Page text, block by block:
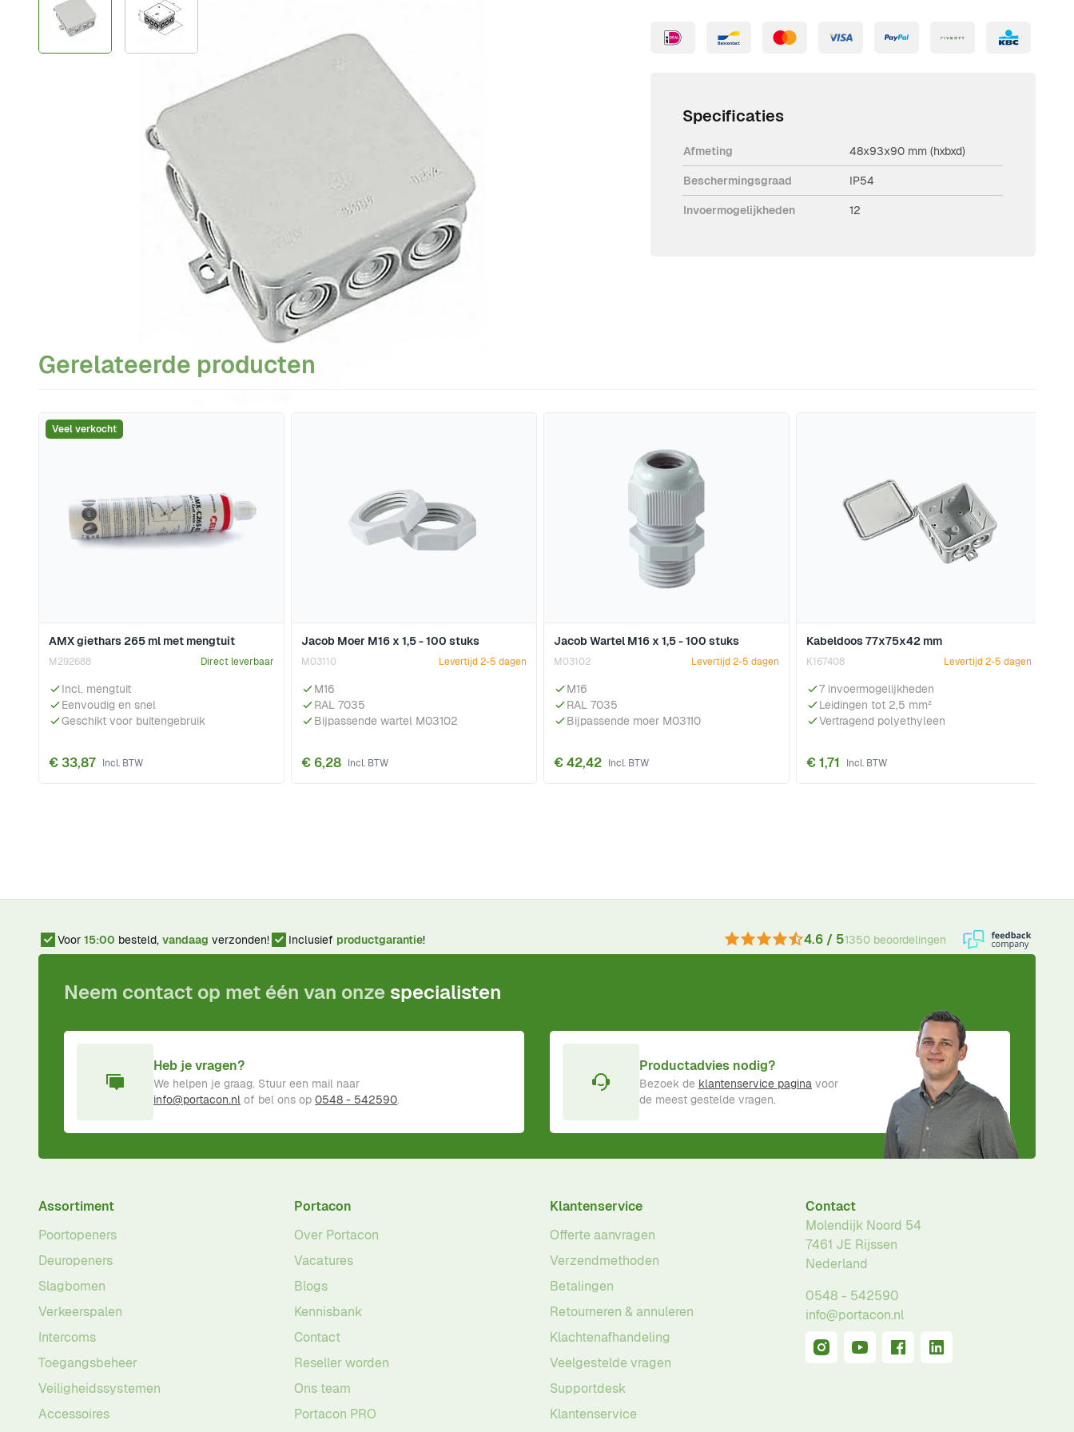
12 invoermogelijkheden
Leidingen tot 2,5 mm²
Vertragend polyethyleen
Productomschrijving
Kabeldoos met een afmeting van 93x90x48 mm. De lasdoos is geschikt voor nominale
spanning tot 400V. Er zijn 12 invoermogelijkheden voor leidingen tot 2,5 mm².
Specificaties
Afmeting 48x93x90 mm (hxbxd)
Beschermingsgraad IP54
Invoermogelijkheden 12
Gerelateerde producten
Navigeren door de elementen van de carrousel is mogelijk met de tabtoets. U kunt de carrousel overslaan of direct naar de carrouselnavigatie gaan met de overslaan links.
Druk om carrousel over te slaan
AMX giethars 265 ml met mengtuit
M292688 Direct leverbaar
Incl. mengtuit
Eenvoudig en snel
Geschikt voor buitengebruik
€ 33,87
Veel verkocht
Jacob Moer M16 x 1,5 - 100 stuks
M03110 Levertijd 2-5 dagen
M16
RAL 7035
Bijpassende wartel M03102
€ 6,28
Jacob Wartel M16 x 1,5 - 100 stuks
M03102 Levertijd 2-5 dagen
M16
RAL 7035
Bijpassende moer M03110
€ 42,42
Kabeldoos 77x75x42 mm
K167408 Levertijd 2-5 dagen
7 invoermogelijkheden
Leidingen tot 2,5 mm²
Vertragend polyethyleen
€ 1,71
Voor 15:00 besteld, vandaag verzonden! Inclusief productgarantie! 4.6 / 51350 beoordelingen
Neem contact op met één van onze specialisten
Heb je vragen?
We helpen je graag. Stuur een mail naar
info@portacon.nl of bel ons op 0548 - 542590.
Productadvies nodig?
Bezoek de klantenservice pagina voor
de meest gestelde vragen.
Assortiment
Poortopeners
Deuropeners
Slagbomen
Verkeerspalen
Intercoms
Toegangsbeheer
Veiligheidssystemen
Accessoires
Portacon
Over Portacon
Vacatures
Blogs
Kennisbank
Contact
Reseller worden
Ons team
Portacon PRO
Klantenservice
Offerte aanvragen
Verzendmethoden
Betalingen
Retourneren & annuleren
Klachtenafhandeling
Veelgestelde vragen
Supportdesk
Klantenservice
Contact
Molendijk Noord 54
7461 JE Rijssen
Nederland
0548 - 542590
info@portacon.nl